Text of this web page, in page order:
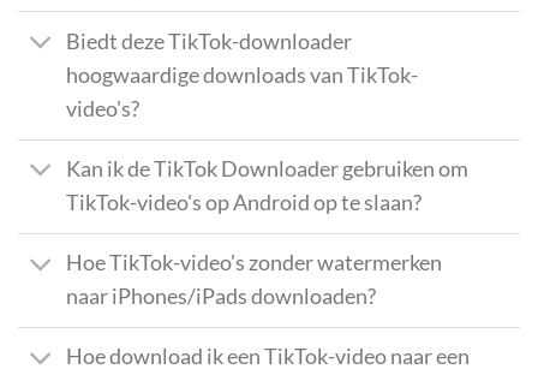
Biedt deze TikTok-downloader
hoogwaardige downloads van TikTok-
video's?
Kan ik de TikTok Downloader gebruiken om
TikTok-video's op Android op te slaan?
Hoe TikTok-video's zonder watermerken
naar iPhones/iPads downloaden?
Hoe download ik een TikTok-video naar een